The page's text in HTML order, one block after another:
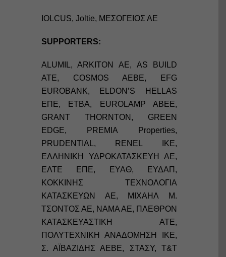
IOLCUS, Joltie, ΜΕΣΟΓΕΙΟΣ ΑΕ
SUPPORTERS:
ALUMIL, ARKITON AE, AS BUILD
ATE, COSMOS AEBE, EFG
EUROBANK, ELDON’S HELLAS
ΕΠΕ, ETBA, EUROLAMP ABEE,
GRANT THORNTON, GREEN
EDGE, PREMIA Properties,
PRUDENTIAL, RENEL IKE,
ΕΛΛΗΝΙΚΗ ΥΔΡΟΚΑΤΑΣΚΕΥΗ ΑΕ,
ΕΛΤΕ ΕΠΕ, ΕΥΑΘ, ΕΥΔΑΠ,
ΚΟΚΚΙΝΗΣ ΤΕΧΝΟΛΟΓΙΑ
ΚΑΤΑΣΚΕΥΩΝ ΑΕ, ΜΙΧΑΗΛ Μ.
ΤΣΟΝΤΟΣ ΑΕ, ΝΑΜΑ ΑΕ, ΠΛΕΘΡΟΝ
ΚΑΤΑΣΚΕΥΑΣΤΙΚΗ ΑΤΕ,
ΠΟΛΥΤΕΧΝΙΚΗ ΑΝΑΔΟΜΗΣΗ ΙΚΕ,
Σ. ΑΪΒΑΖΙΔΗΣ ΑΕΒΕ, ΣΤΑΣΥ, Τ&Τ